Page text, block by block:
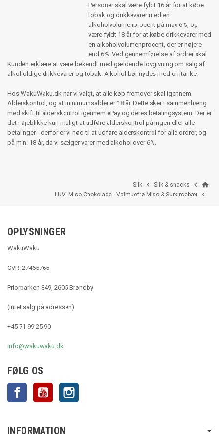
Personer skal være fyldt 16 år for at købe
tobak og drikkevarer med en
alkoholvolumenprocent på max 6%, og
være fyldt 18 år for at købe drikkevarer med
en alkoholvolumenprocent, der er højere
end 6%. Ved gennemførelse af ordrer skal
Kunden erklære at være bekendt med gældende lovgivning om salg af
alkoholdige drikkevarer og tobak. Alkohol bør nydes med omtanke.
Hos WakuWaku.dk har vi valgt, at alle køb fremover skal igennem
Alderskontrol, og at minimumsalder er 18 år. Dette sker i sammenhæng
med skift til alderskontrol igennem ePay og deres betalingsystem. Der er
det i øjeblikke kun muligt at udføre alderskontrol på ingen eller alle
betalinger - derfor er vi nød til at udføre alderskontrol for alle ordrer, og
på min. 18 år, da vi sælger varer med alkohol over 6%.
home

Slik & snacks

Slik

LUVI Miso Chokolade - Valmuefrø Miso & Surkirsebær
OPLYSNINGER
WakuWaku
CVR: 27465765
Priorparken 849, 2605 Brøndby
(Intet salg på adressen)
+45 71 99 25 90
info@wakuwaku.dk
FØLG OS
Facebook YouTube
INFORMATION